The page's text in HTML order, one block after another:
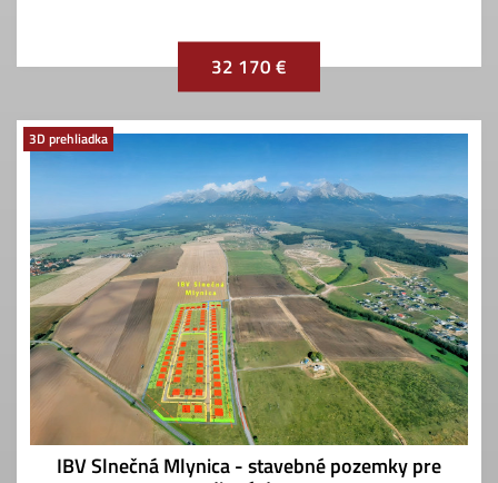
32 170 €
3D prehliadka
IBV Slnečná Mlynica - stavebné pozemky pre